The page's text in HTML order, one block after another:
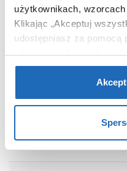
użytkownikach,
Klikając „Akceptuj
udostępniasz za pomocą
informacje dla
partnerzy reklamowi.
wymagane pliki cookie”.
zablokowane niektóre
468
Deska sedesowa
biała A801E22001